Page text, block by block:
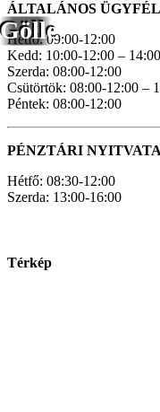
Gölle
ÁLTALÁNOS
Hétfő: 09:00-12:00
Kedd: 10:00-12:00 –
Szerda: 08:00-12:00
Csütörtök: 08:00-12:00 –
Péntek: 08:00-12:00
PÉNZTÁRI
Hétfő: 08:30-12:00
Szerda: 13:00-16:00
Térkép